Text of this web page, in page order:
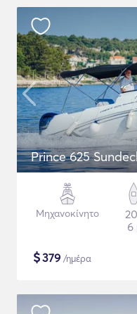
Prince 625
Μηχανοκίνητο
6
$379 /ημέρα